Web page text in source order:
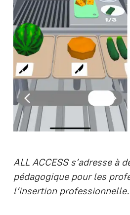
ALL ACCESS s’adresse à
pédagogique pour les
l’insertion professionnelle.